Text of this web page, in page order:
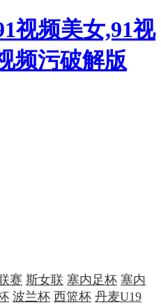
视频美女,91视
频污破解版
赛 斯女联 塞内足杯 塞内
波兰杯 西篮杯 丹麦U19